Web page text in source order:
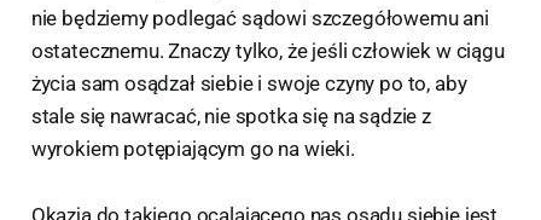
nie będziemy podlegać sądowi szczegółowemu ani
ostatecznemu. Znaczy tylko, że jeśli człowiek w ciągu
życia sam osądzał siebie i swoje czyny po to, aby
stale się nawracać, nie spotka się na sądzie z
wyrokiem potępiającym go na wieki.